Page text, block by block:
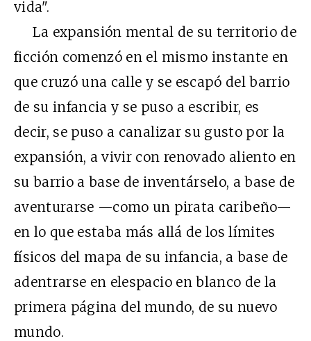
vida".
La expansión mental de su territorio de
ficción comenzó en el mismo instante en
que cruzó una calle y se escapó del barrio
de su infancia y se puso a escribir, es
decir, se puso a canalizar su gusto por la
expansión, a vivir con renovado aliento en
su barrio a base de inventárselo, a base de
aventurarse —como un pirata caribeño—
en lo que estaba más allá de los límites
físicos del mapa de su infancia, a base de
adentrarse en elespacio en blanco de la
primera página del mundo, de su nuevo
mundo.